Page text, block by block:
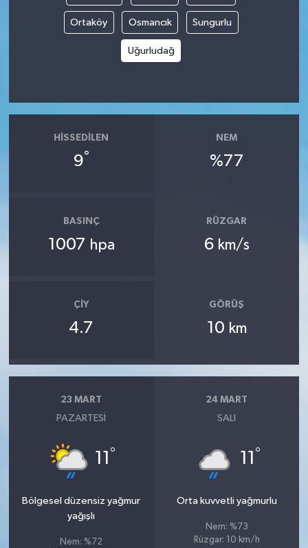
Ortaköy Osmancık Sungurlu
Uğurludağ
HISSEDILEN
9°
NEM
%77
BASINÇ
1007 hpa
RÜZGAR
6 km/s
ÇIY
4.7
GÖRÜŞ
10 km
23 MART
PAZARTESI
11 °
Bölgesel düzensiz yağmur
yağışlı
Nem: %72
24 MART
SALI
11 °
Orta kuvvetli yağmurlu
Nem: %73
Rüzgar: 10 km/h